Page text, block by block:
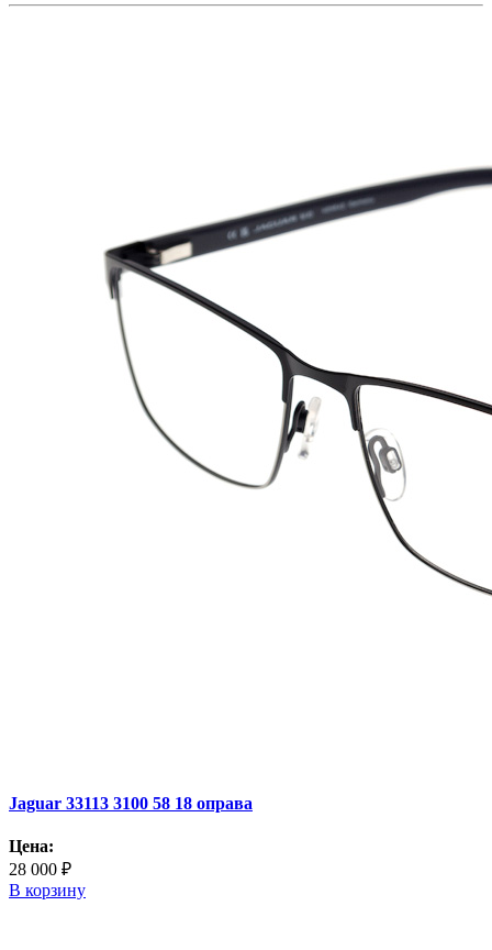
Jaguar 33113 3100 58 18 оправа
Цена:
28 000 ₽
В корзину